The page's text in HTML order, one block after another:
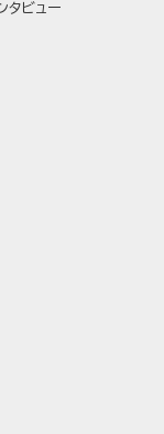
タビュー